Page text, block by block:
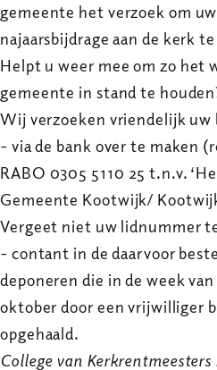
gemeente het verzoek om
najaarsbijdrage aan de kerk
Helpt u weer mee om zo het
gemeente in stand te
Wij verzoeken vriendelijk uw
- via de bank over te maken
RABO 0305 5110 25 t.n.v.
Gemeente Kootwijk/
Vergeet niet uw lidnummer
- contant in de daarvoor
deponeren die in de week
oktober door een vrijwilliger
opgehaald.
College van